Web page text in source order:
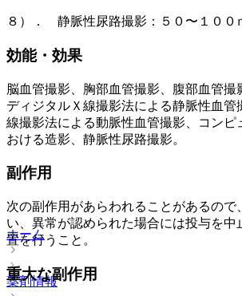
８）． 静脈性尿路撮影：５０〜１００
効能・効果
脳血管撮影、胸部血管撮影、腹部血管撮
ディジタルＸ線撮影法による静脈性血管
線撮影法による動脈性血管撮影、コンピ
おける造影、静脈性尿路撮影。
副作用
次の副作用があらわれることがあるので
い、異常が認められた場合には投与を中
置を行うこと。
重大な副作用
ホーム
薬剤情報